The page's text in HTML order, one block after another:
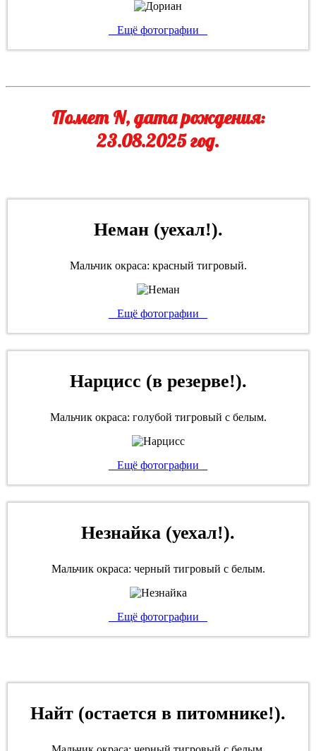
Ещё фотографии
Помет N, дата рождения:
23.08.2025 год.
Неман (уехал!).
Мальчик окраса: красный тигровый.
Ещё фотографии
Нарцисс (в резерве!).
Мальчик окраса: голубой тигровый с белым.
Ещё фотографии
Незнайка (уехал!).
Мальчик окраса: черный тигровый с белым.
Ещё фотографии
Найт (остается в питомнике!).